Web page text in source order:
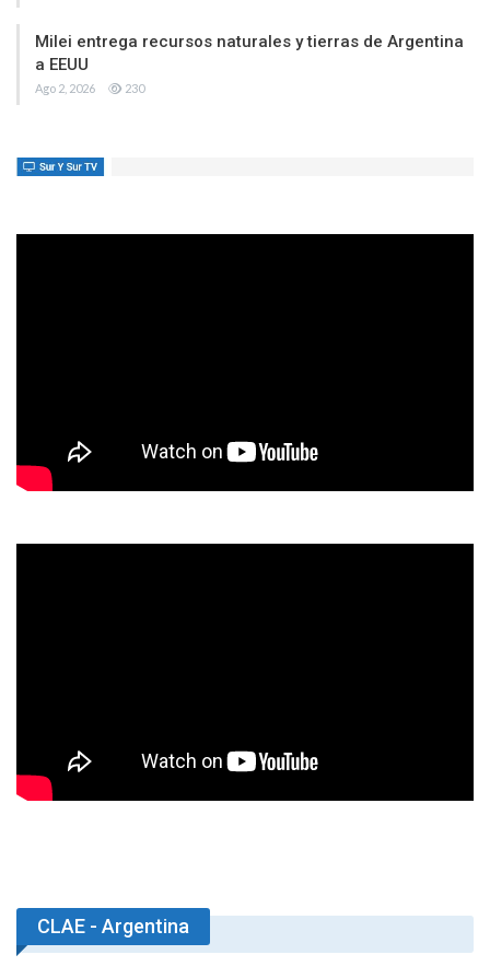
Milei entrega recursos naturales y tierras de Argentina
a EEUU
Ago 2, 2026 230
CLAE - Argentina